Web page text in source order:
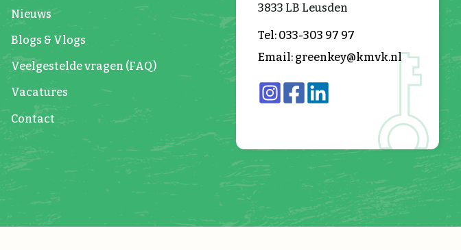
Nieuws
Blogs & Vlogs
Veelgestelde vragen (FAQ)
Vacatures
Contact
3833 LB Leusden
Tel: 033-303 97 97
Email: greenkey@kmvk.nl